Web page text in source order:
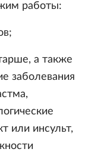
работы:
а также
заболевания
или инсульт,